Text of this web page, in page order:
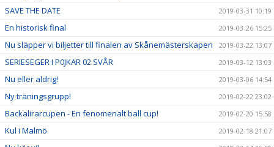
SAVE THE DATE 2019-03-31 10:19
En historisk final 2019-03-26 15:25
Nu släpper vi biljetter till finalen av Skånemästerskapen 2019-03-22 13:07
SERIESEGER I P0JKAR 02 SVÅR 2019-03-12 13:03
Nu eller aldrig! 2019-03-06 14:54
Ny träningsgrupp! 2019-02-22 23:02
Backalirarcupen - En fenomenalt ball cup! 2019-02-20 15:58
Kul i Malmö 2019-02-18 21:07